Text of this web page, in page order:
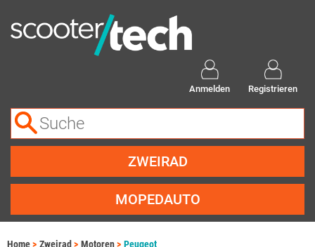
Anmelden Registrieren
ZWEIRAD
MOPEDAUTO
Home Zweirad Motoren Peugeot